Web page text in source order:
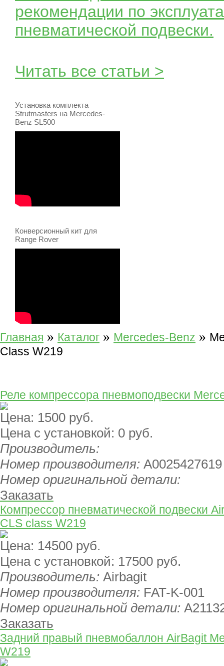
рекомендации по
пневматической подвески.
Читать все статьи >
Установка комплекта
Strutmasters на Mercedes-
Benz SL500
Конверсионный кит для
Range Rover
Главная » Каталог » Mercedes-Benz »
Class W219
Реле компрессора пневмоподвески
Цена: 1500 руб.
Цена с установкой: 0 руб.
Производитель:
Номер производителя: A0025427619
Номер оригинальной детали:
Заказать
Компрессор пневматической подвески
CLS class W219
Цена: 14500 руб.
Цена с установкой: 17500 руб.
Производитель: Airbagit
Номер производителя: FAT-K-001
Номер оригинальной детали:
Заказать
Задний правый пневмобаллон AirBagit
W219